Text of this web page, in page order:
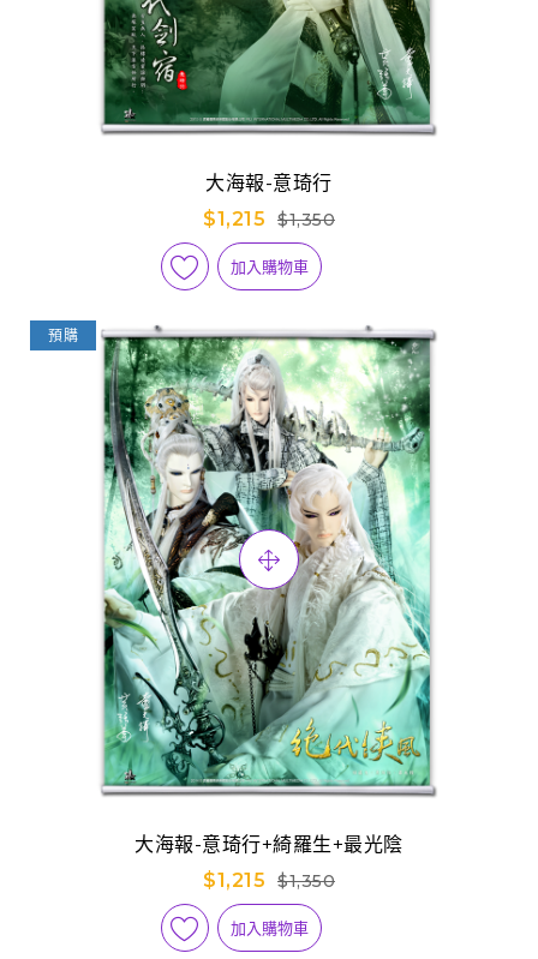
大海報-意琦行
$1,215
$1,350
加入購物車
預購
大海報-意琦行+綺羅生+最光陰
$1,215
$1,350
加入購物車